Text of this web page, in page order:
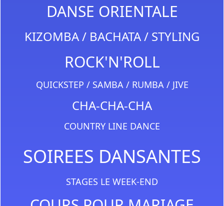
DANSE ORIENTALE
KIZOMBA / BACHATA / STYLING
ROCK'N'ROLL
QUICKSTEP / SAMBA / RUMBA / JIVE
CHA-CHA-CHA
COUNTRY LINE DANCE
SOIREES DANSANTES
STAGES LE WEEK-END